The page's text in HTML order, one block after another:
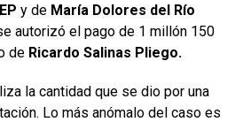
y de María Dolores del Río
autorizó el pago de 1 millón 150
de Ricardo Salinas Pliego.
la cantidad que se dio por una
Lo más anómalo del caso es